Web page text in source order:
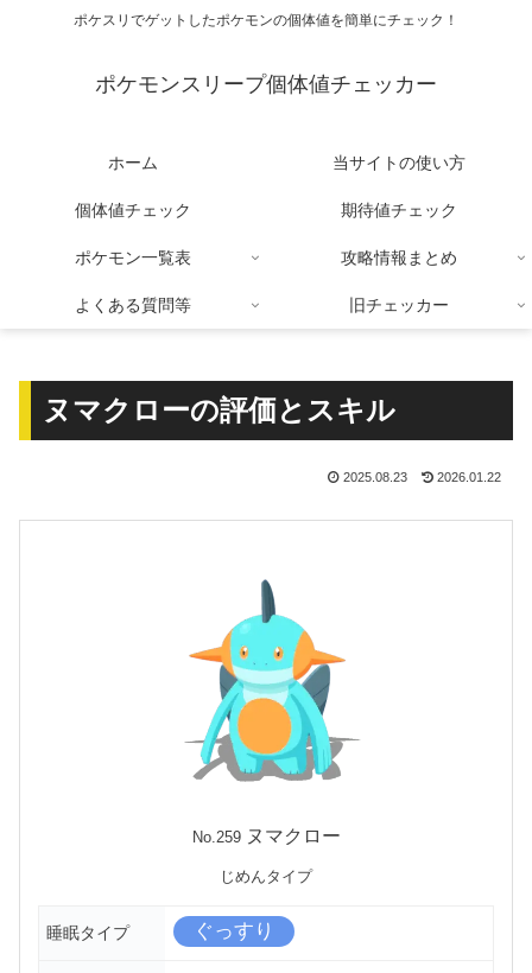
ポケスリでゲットしたポケモンの個体値を簡単にチェック！
ポケモンスリープ個体値チェッカー
ホーム 当サイトの使い方
個体値チェック 期待値チェック
ポケモン一覧表 攻略情報まとめ
よくある質問等 旧チェッカー
ヌマクローの評価とスキル
2025.08.23 2026.01.22
No.259ヌマクロー
じめんタイプ
睡眠タイプ ぐっすり